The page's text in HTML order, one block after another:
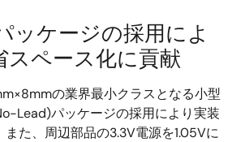
ッケージの採用によ
スペース化に貢献
の業界最小クラスとなる小型
Lead)パッケージの採用により実装
た、周辺部品の3.3V電源を1.05Vに